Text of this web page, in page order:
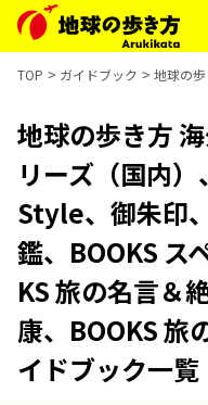
TOP ガイドブック 地球の
地球の歩き方
リーズ（国内
Style、御朱印
鑑、BOOKS ス
KS 旅の名言＆
康、BOOKS 旅
イドブック一覧